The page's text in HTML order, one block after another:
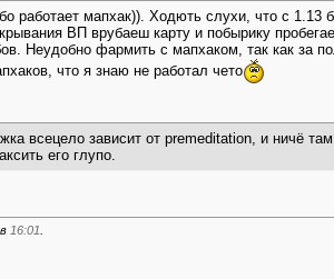
работает мапхак)). Ходють слухи, что с
ВП врубаеш карту и побырику
Неудобно фармить с мапхаком, так как за
что я знаю не работал чето
всецело зависит от premeditation, и ничё
его глупо.
16:01